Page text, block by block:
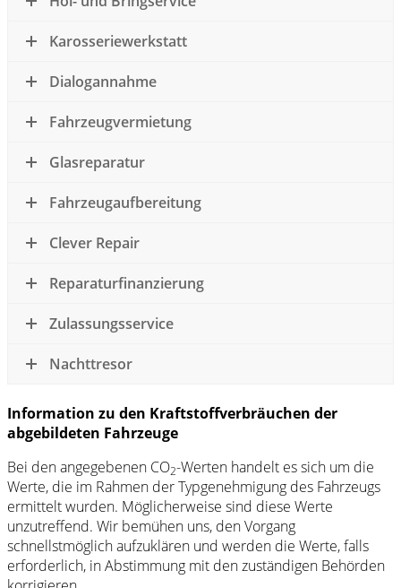
Karosseriewerkstatt
Dialogannahme
Fahrzeugvermietung
Glasreparatur
Fahrzeugaufbereitung
Clever Repair
Reparaturfinanzierung
Zulassungsservice
Nachttresor
Information zu den Kraftstoffverbräuchen der
abgebildeten Fahrzeuge
Bei den angegebenen CO2-Werten handelt es sich um die
Werte, die im Rahmen der Typgenehmigung des Fahrzeugs
ermittelt wurden. Möglicherweise sind diese Werte
unzutreffend. Wir bemühen uns, den Vorgang
schnellstmöglich aufzuklären und werden die Werte, falls
erforderlich, in Abstimmung mit den zuständigen Behörden